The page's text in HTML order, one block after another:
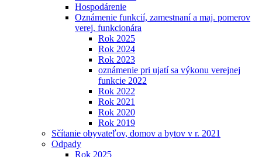
Hospodárenie
Oznámenie funkcií, zamestnaní a maj. pomerov
verej. funkcionára
Rok 2025
Rok 2024
Rok 2023
oznámenie pri ujatí sa výkonu verejnej
funkcie 2022
Rok 2022
Rok 2021
Rok 2020
Rok 2019
Sčítanie obyvateľov, domov a bytov v r. 2021
Odpady
Rok 2025